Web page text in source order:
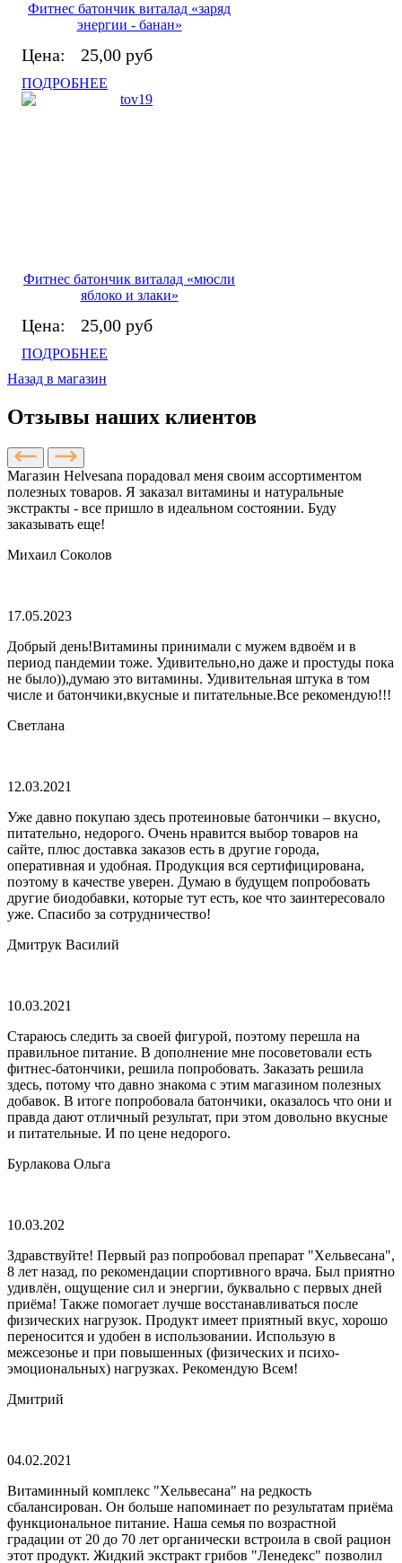
Фитнес батончик виталад «заряд
энергии - банан»
Цена: 25,00 руб
ПОДРОБНЕЕ
Фитнес батончик виталад «мюсли
яблоко и злаки»
Цена: 25,00 руб
ПОДРОБНЕЕ
Назад в магазин
Отзывы наших клиентов
Магазин Helvesana порадовал меня своим ассортиментом
полезных товаров. Я заказал витамины и натуральные
экстракты - все пришло в идеальном состоянии. Буду
заказывать еще!
Михаил Соколов
17.05.2023
Добрый день!Витамины принимали с мужем вдвоём и в
период пандемии тоже. Удивительно,но даже и простуды пока
не было)),думаю это витамины. Удивительная штука в том
числе и батончики,вкусные и питательные.Все рекомендую!!!
Светлана
12.03.2021
Уже давно покупаю здесь протеиновые батончики – вкусно,
питательно, недорого. Очень нравится выбор товаров на
сайте, плюс доставка заказов есть в другие города,
оперативная и удобная. Продукция вся сертифицирована,
поэтому в качестве уверен. Думаю в будущем попробовать
другие биодобавки, которые тут есть, кое что заинтересовало
уже. Спасибо за сотрудничество!
Дмитрук Василий
10.03.2021
Стараюсь следить за своей фигурой, поэтому перешла на
правильное питание. В дополнение мне посоветовали есть
фитнес-батончики, решила попробовать. Заказать решила
здесь, потому что давно знакома с этим магазином полезных
добавок. В итоге попробовала батончики, оказалось что они и
правда дают отличный результат, при этом довольно вкусные
и питательные. И по цене недорого.
Бурлакова Ольга
10.03.202
Здравствуйте! Первый раз попробовал препарат "Хельвесана",
8 лет назад, по рекомендации спортивного врача. Был приятно
удивлён, ощущение сил и энергии, буквально с первых дней
приёма! Также помогает лучше восстанавливаться после
физических нагрузок. Продукт имеет приятный вкус, хорошо
переносится и удобен в использовании. Использую в
межсезонье и при повышенных (физических и психо-
эмоциональных) нагрузках. Рекомендую Всем!
Дмитрий
04.02.2021
Витаминный комплекс "Хельвесана" на редкость
сбалансирован. Он больше напоминает по результатам приёма
функциональное питание. Наша семья по возрастной
градации от 20 до 70 лет органически встроила в свой рацион
этот продукт. Жидкий экстракт грибов "Ленедекс" позволил